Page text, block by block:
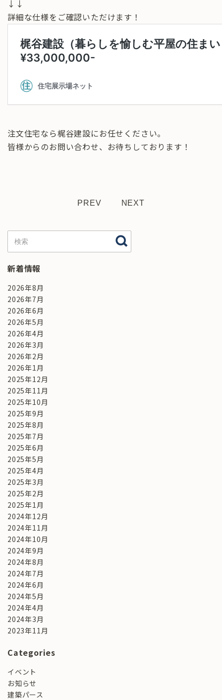
↓↓
詳細な仕様をご確認いただけます！
注文住宅なら梶谷建設にお任せください。
皆様からのお問い合わせ、お待ちしております！
PREV NEXT
新着情報
2026年8月
2026年7月
2026年6月
2026年5月
2026年4月
2026年3月
2026年2月
2026年1月
2025年12月
2025年11月
2025年10月
2025年9月
2025年8月
2025年7月
2025年6月
2025年5月
2025年4月
2025年3月
2025年2月
2025年1月
2024年12月
2024年11月
2024年10月
2024年9月
2024年8月
2024年7月
2024年6月
2024年5月
2024年4月
2024年3月
2023年11月
Categories
イベント
お知らせ
建築パース